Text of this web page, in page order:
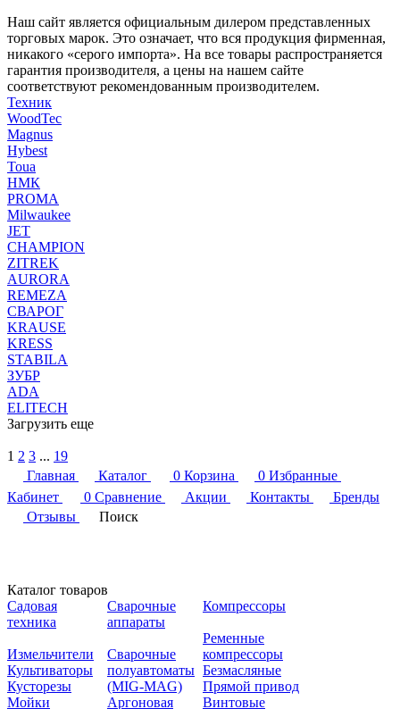
Наш сайт является официальным дилером представленных
торговых марок. Это означает, что вся продукция фирменная,
никакого «серого импорта». На все товары распространяется
гарантия производителя, а цены на нашем сайте
соответствуют рекомендованным производителем.
Техник
WoodTec
Magnus
Hybest
Toua
НМК
PROMA
Milwaukee
JET
CHAMPION
ZITREK
AURORA
REMEZA
СВАРОГ
KRAUSE
KRESS
STABILA
ЗУБР
ADA
ELITECH
Загрузить еще
1 2 3 ... 19
Главная
Каталог 0 Корзина 0 Избранные
Кабинет
0 Сравнение Акции Контакты
Бренды
Отзывы
Поиск
Каталог товаров
Садовая
техника
Измельчители
Культиваторы
Кусторезы
Мойки
Сварочные
аппараты
Сварочные
полуавтоматы
(MIG-MAG)
Аргоновая
Компрессоры
Ременные
компрессоры
Безмасляные
Прямой привод
Винтовые